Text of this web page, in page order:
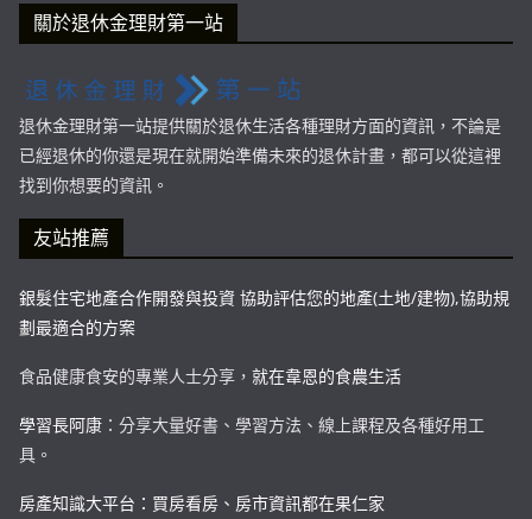
關於退休金理財第一站
退休金理財第一站提供關於退休生活各種理財方面的資訊，不論是
已經退休的你還是現在就開始準備未來的退休計畫，都可以從這裡
找到你想要的資訊。
友站推薦
銀髮住宅地產合作開發與投資 協助評估您的地產(土地/建物),協助規
劃最適合的方案
食品健康食安的專業人士分享， 就在韋恩的食農生活
學習長阿康 ：分享大量好書、學習方法、線上課程及各種好用工
具。
房產知識大平台：買房看房、房市資訊都在果仁家